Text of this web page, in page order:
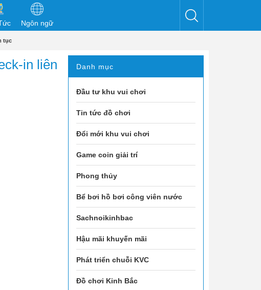
Ngôn ngữ
tục
in liên
Danh mục
Đầu tư khu vui chơi
Tin tức đồ chơi
Đổi mới khu vui chơi
Game coin giải trí
Phong thủy
Bể bơi hồ bơi công viên nước
Sachnoikinhbac
Hậu mãi khuyến mãi
Phát triển chuỗi KVC
Đồ chơi Kinh Bắc